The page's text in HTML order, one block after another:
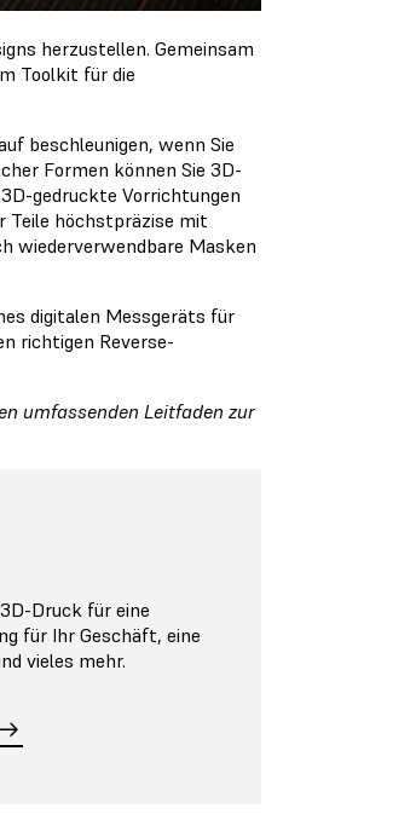
herzustellen. Gemeinsam
Toolkit für die
beschleunigen, wenn Sie
Formen können Sie 3D-
gedruckte Vorrichtungen
Teile höchstpräzise mit
wiederverwendbare Masken
digitalen Messgeräts für
richtigen Reverse-
umfassenden Leitfaden zur
Druck für eine
für Ihr Geschäft, eine
vieles mehr.